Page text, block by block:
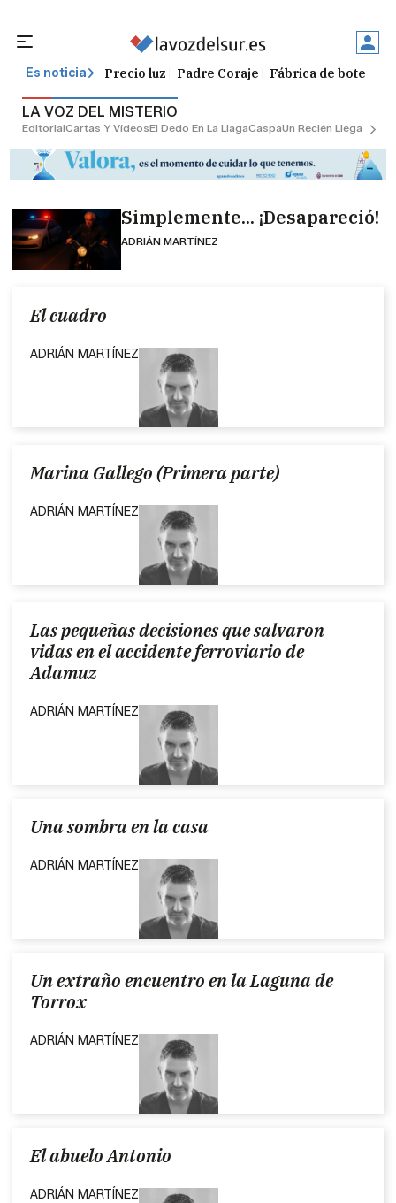
Es noticia Precio luz Padre Coraje Fábrica de botellas
LA VOZ DEL MISTERIO
EditorialCartas Y VídeosEl Dedo En La LlagaCaspaUn Recién Llegado
Simplemente... ¡Desapareció!
ADRIÁN MARTÍNEZ
El cuadro
ADRIÁN MARTÍNEZ
Marina Gallego (Primera parte)
ADRIÁN MARTÍNEZ
Las pequeñas decisiones que salvaron
vidas en el accidente ferroviario de
Adamuz
ADRIÁN MARTÍNEZ
Una sombra en la casa
ADRIÁN MARTÍNEZ
Un extraño encuentro en la Laguna de
Torrox
ADRIÁN MARTÍNEZ
El abuelo Antonio
ADRIÁN MARTÍNEZ